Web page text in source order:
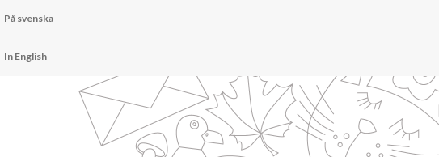
På svenska
In English